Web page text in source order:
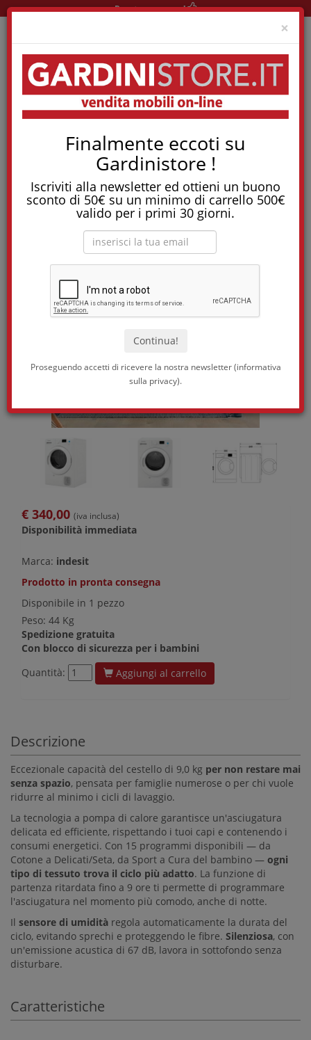
×
Finalmente eccoti su
Gardinistore !
Iscriviti alla newsletter ed ottieni un buono
sconto di 50€ su un minimo di carrello 500€
valido per i primi 30 giorni.
Proseguendo accetti di ricevere la nostra newsletter (informativa
sulla privacy).
Pronta consegna!
Asciugatrice Pompa Di Calore 9Kg, Indesit - Ytnm1091Reu
Su questo prodotto non si applica la promozione
in corso, in quanto già proposto a prezzo
scontatissimo!
Asciugatrice Pompa di Calore 9kg, Indesit -
YTNM1091REU
€ 340,00 (iva inclusa)
Disponibilità immediata
Marca: indesit
Prodotto in pronta consegna
Disponibile in 1 pezzo
Peso: 44 Kg
Spedizione gratuita
Con blocco di sicurezza per i bambini
Quantità:
Aggiungi al carrello
Descrizione
Eccezionale capacità del cestello di 9,0 kg per non restare mai
senza spazio, pensata per famiglie numerose o per chi vuole
ridurre al minimo i cicli di lavaggio.
La tecnologia a pompa di calore garantisce un'asciugatura
delicata ed efficiente, rispettando i tuoi capi e contenendo i
consumi energetici. Con 15 programmi disponibili — da
Cotone a Delicati/Seta, da Sport a Cura del bambino — ogni
tipo di tessuto trova il ciclo più adatto. La funzione di
partenza ritardata fino a 9 ore ti permette di programmare
l'asciugatura nel momento più comodo, anche di notte.
Il sensore di umidità regola automaticamente la durata del
ciclo, evitando sprechi e proteggendo le fibre. Silenziosa, con
un'emissione acustica di 67 dB, lavora in sottofondo senza
disturbare.
Caratteristiche